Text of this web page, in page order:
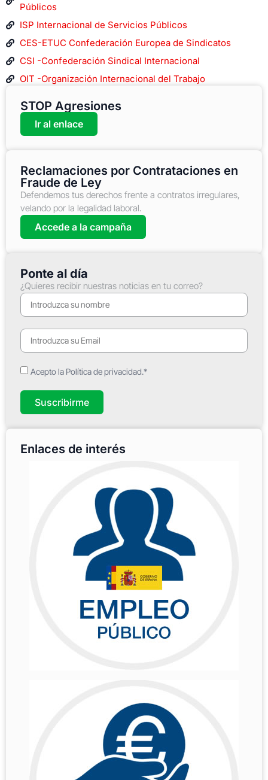
Públicos
ISP Internacional de Servicios Públicos
CES-ETUC Confederación Europea de Sindicatos
CSI -Confederación Sindical Internacional
OIT -Organización Internacional del Trabajo
STOP Agresiones
Ir al enlace
Reclamaciones por Contrataciones en
Fraude de Ley
Defendemos tus derechos frente a contratos irregulares,
velando por la legalidad laboral.
Accede a la campaña
Ponte al día
¿Quieres recibir nuestras noticias en tu correo?
Acepto la Política de privacidad.*
Suscribirme
Enlaces de interés